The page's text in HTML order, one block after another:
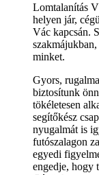
Lomtalanítás
helyen jár,
Vác kapcsán.
minket.
Gyors,
biztosítunk
tökéletesen
segítőkész
nyugalmát is
futószalagon
egyedi
engedje, hogy